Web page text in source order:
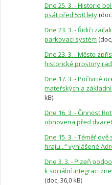
Dne 25. 3. - Historie
psát před 550 lety
Dne 23. 3. - Řidiči
parkovací systém
Dne 23. 3. - Město
historické prostory
Dne 17. 3. - Počtvrté
mateřských a
kB)
Dne 16. 3. - Činnost
obnovena před
Dne 15. 3. - Téměř dvě
hraju...“ vyhlášené
Dne 3. 3. - Plzeň
k sociální integraci
(doc, 36,0 kB)